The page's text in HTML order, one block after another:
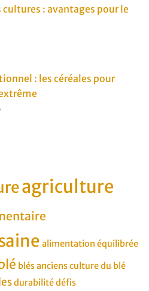
: avantages pour le
: les céréales pour
agriculture
alimentation équilibrée
blés anciensculture du blé
durabilitédéfis